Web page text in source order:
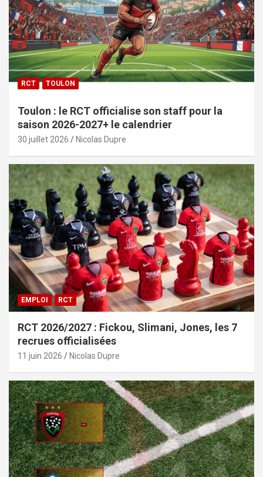
RCT TOULON
Toulon : le RCT officialise son staff pour la
saison 2026-2027+ le calendrier
30 juillet 2026 Nicolas Dupre
EMPLOI RCT
RCT 2026/2027 : Fickou, Slimani, Jones, les 7
recrues officialisées
11 juin 2026 Nicolas Dupre